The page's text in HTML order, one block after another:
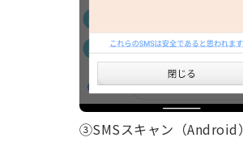
③SMSスキャン（Android）